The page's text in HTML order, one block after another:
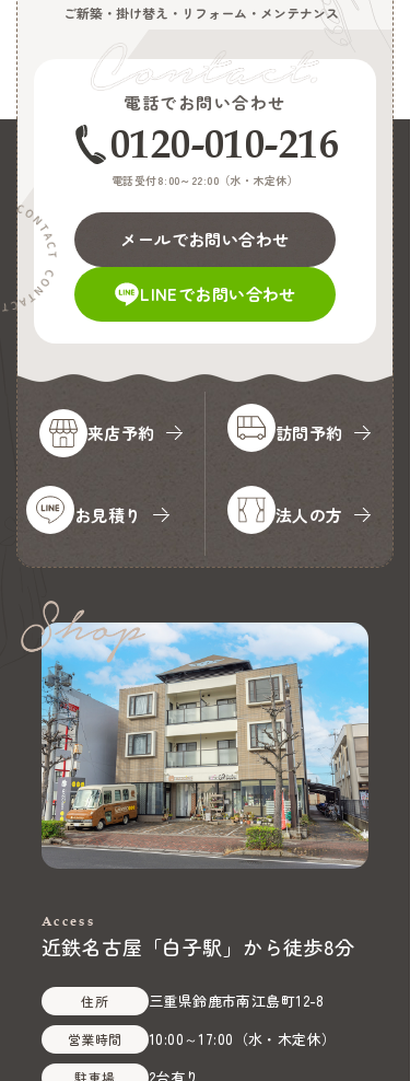
ご新築・掛け替え・リフォーム・メンテナンス
電話でお問い合わせ
0120-010-216
電話受付8:00～22:00（水・木定休）
メールでお問い合わせ
LINEでお問い合わせ
来店予約 訪問予約
お見積り 法人の方
Access
近鉄名古屋「白子駅」から徒歩8分
住所 三重県鈴鹿市南江島町12-8
営業時間 10:00～17:00 （水・木定休）
駐車場